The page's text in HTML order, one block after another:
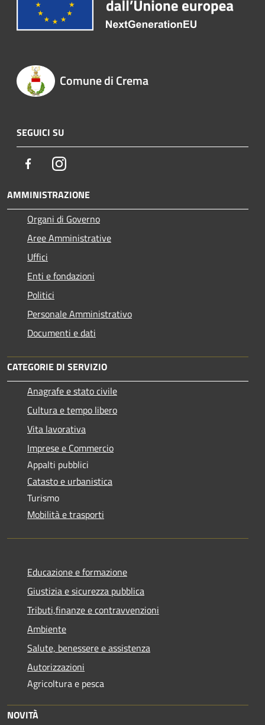
Comune di Crema
SEGUICI SU
FacebookInstagram
AMMINISTRAZIONE
Organi di Governo
Aree Amministrative
Uffici
Enti e fondazioni
Politici
Personale Amministrativo
Documenti e dati
CATEGORIE DI SERVIZIO
Anagrafe e stato civile
Cultura e tempo libero
Vita lavorativa
Imprese e Commercio
Appalti pubblici
Catasto e urbanistica
Turismo
Mobilità e trasporti
Educazione e formazione
Giustizia e sicurezza pubblica
Tributi,finanze e contravvenzioni
Ambiente
Salute, benessere e assistenza
Autorizzazioni
Agricoltura e pesca
NOVITÀ